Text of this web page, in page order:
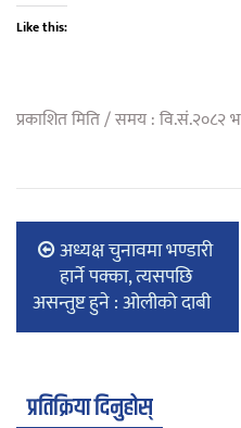
Like this:
प्रकाशित मिति / समय : वि.सं.२०८२
अध्यक्ष चुनावमा भण्डारी
हार्ने पक्का, त्यसपछि
असन्तुष्ट हुने : ओलीको दाबी
प्रतिक्रिया दिनुहोस्